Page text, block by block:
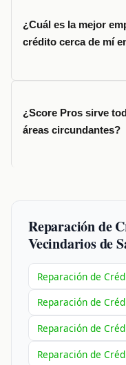
¿Cuál es la mejor
crédito cerca de mí
¿Score Pros sirve
áreas circundantes?
Reparación de
Vecindarios de
Reparación de
Reparación de
Reparación de
Reparación de